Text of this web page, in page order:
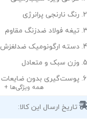
رنگ نارنجی پرانرژی
تیغه فولاد ضدزنگ مقاوم
دسته ارگونومیک ضدلغزش
وزن سبک و متعادل
پوست‌گیری بدون ضایعات
همه ویژگی‌ها +
تاریخ ارسال این کالا: